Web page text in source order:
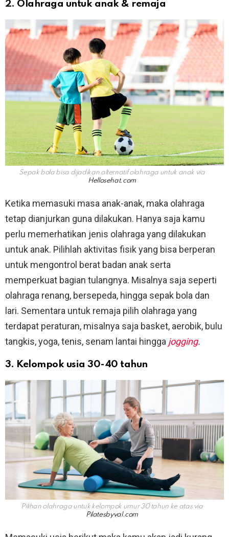
2. Olahraga untuk anak & remaja
Sepak bola bisa dijadikan alternatif olahraga untuk anak via
Hellosehat.com
Ketika memasuki masa anak-anak, maka olahraga
tetap dianjurkan guna dilakukan. Hanya saja kamu
perlu memerhatikan jenis olahraga yang dilakukan
untuk anak. Pilihlah aktivitas fisik yang bisa berperan
untuk mengontrol berat badan anak serta
memperkuat bagian tulangnya. Misalnya saja seperti
olahraga renang, bersepeda, hingga sepak bola dan
lari. Sementara untuk remaja pilih olahraga yang
terdapat peraturan, misalnya saja basket, aerobik, bulu
tangkis, yoga, tenis, senam lantai hingga jogging.
3. Kelompok usia 30-40 tahun
Pilihan olahraga untuk kelompok umur 30 tahun ke atas via
Pilatesbyval.com